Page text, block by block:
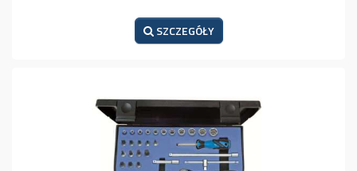
SZCZEGÓŁY